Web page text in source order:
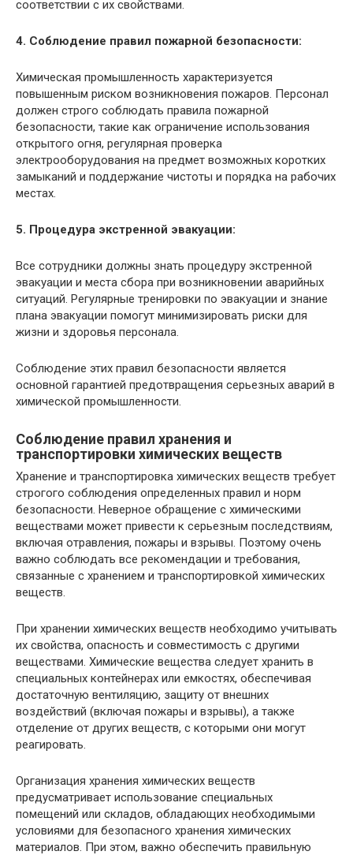
соответствии с их свойствами.
4. Соблюдение правил пожарной безопасности:
Химическая промышленность характеризуется
повышенным риском возникновения пожаров. Персонал
должен строго соблюдать правила пожарной
безопасности, такие как ограничение использования
открытого огня, регулярная проверка
электрооборудования на предмет возможных коротких
замыканий и поддержание чистоты и порядка на рабочих
местах.
5. Процедура экстренной эвакуации:
Все сотрудники должны знать процедуру экстренной
эвакуации и места сбора при возникновении аварийных
ситуаций. Регулярные тренировки по эвакуации и знание
плана эвакуации помогут минимизировать риски для
жизни и здоровья персонала.
Соблюдение этих правил безопасности является
основной гарантией предотвращения серьезных аварий в
химической промышленности.
Соблюдение правил хранения и
транспортировки химических веществ
Хранение и транспортировка химических веществ требует
строгого соблюдения определенных правил и норм
безопасности. Неверное обращение с химическими
веществами может привести к серьезным последствиям,
включая отравления, пожары и взрывы. Поэтому очень
важно соблюдать все рекомендации и требования,
связанные с хранением и транспортировкой химических
веществ.
При хранении химических веществ необходимо учитывать
их свойства, опасность и совместимость с другими
веществами. Химические вещества следует хранить в
специальных контейнерах или емкостях, обеспечивая
достаточную вентиляцию, защиту от внешних
воздействий (включая пожары и взрывы), а также
отделение от других веществ, с которыми они могут
реагировать.
Организация хранения химических веществ
предусматривает использование специальных
помещений или складов, обладающих необходимыми
условиями для безопасного хранения химических
материалов. При этом, важно обеспечить правильную